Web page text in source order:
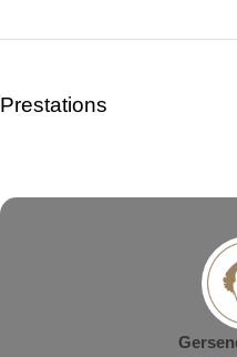
Prestations